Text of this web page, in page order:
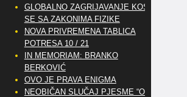
GLOBALNO ZAGRIJAVANJE KOSI
SE SA ZAKONIMA FIZIKE
NOVA PRIVREMENA TABLICA
POTRESA 10 / 21
IN MEMORIAM: BRANKO
BERKOVIĆ
OVO JE PRAVA ENIGMA
NEOBIČAN SLUČAJ PJESME “OH